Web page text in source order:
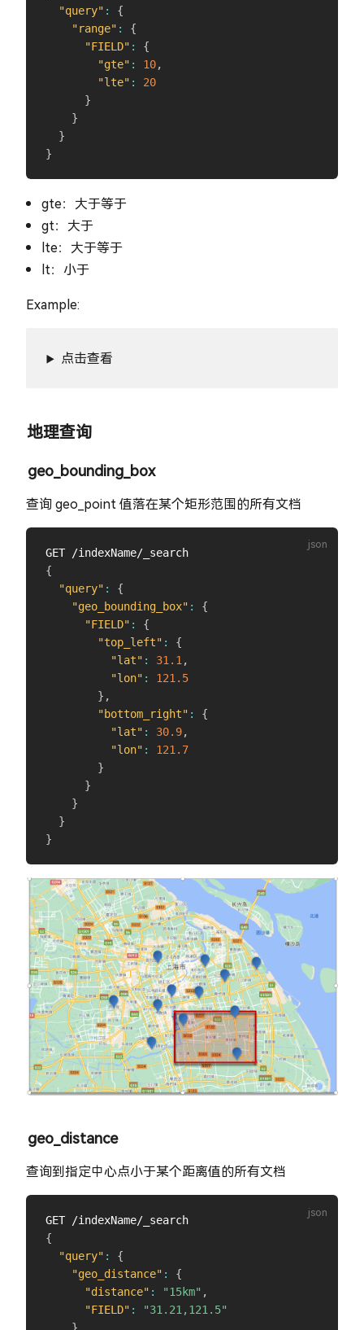
"query" :
{
"range" :
{
"FIELD" :
{
"gte" : 10,
"lte" :
20
}
}
}
}
gte：大于等于
gt：大于
lte：大于等于
lt：小于
Example:
点击查看
地理查询
geo_bounding_box
查询 geo_point 值落在某个矩形范围的所有文档
{
"query" :
{
"geo_bounding_box" :
{
"FIELD" :
{
"top_left" :
{
"lat" : 31.1 ,
"lon" :
121.5
} ,
"bottom_right" :
{
"lat" : 30.9,
"lon" :
121.7
}
}
}
}
}
geo_distance
查询到指定中心点小于某个距离值的所有文档
{
"query" :
{
"geo_distance" :
{
"distance" : "15km" ,
"FIELD" :
"31.21,121.5"